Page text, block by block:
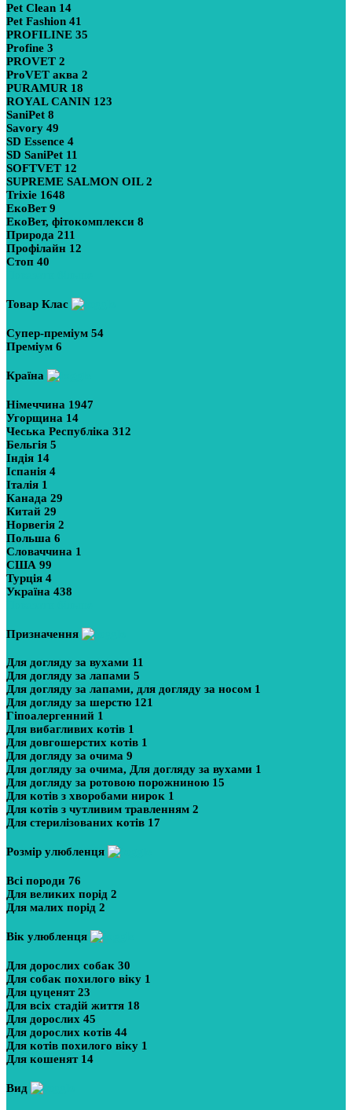
Pet Clean 14
Pet Fashion 41
PROFILINE 35
Profine 3
PROVET 2
ProVET аква 2
PURAMUR 18
ROYAL CANIN 123
SaniPet 8
Savory 49
SD Essence 4
SD SaniPet 11
SOFTVET 12
SUPREME SALMON OIL2
Trixie 1648
ЕкоВет9
ЕкоВет, фітокомплекси 8
Природа 211
Профілайн 12
Стоп 40
Товар Клас
Супер-преміум 54
Преміум 6
Країна
Німеччина 1947
Угорщина 14
Чеська Республіка 312
Бельгія 5
Індія 14
Іспанія 4
Італія 1
Канада 29
Китай 29
Норвегія 2
Польша 6
Словаччина 1
США 99
Турція 4
Україна 438
Призначення
Для догляду за вухами 11
Для догляду за лапами 5
Для догляду за лапами, для догляду за носом 1
Для догляду за шерстю 121
Гіпоалергенний 1
Для вибагливих котів 1
Для довгошерстих котів 1
Для догляду за очима 9
Для догляду за очима, Для догляду за вухами 1
Для догляду за ротовою порожниною 15
Для котів з хворобами нирок 1
Для котів з чутливим травленням 2
Для стерилізованих котів 17
Розмір улюбленця
Всі породи 76
Для великих порід 2
Для малих порід 2
Вік улюбленця
Для дорослих собак 30
Для собак похилого віку 1
Для цуценят23
Для всіх стадій життя 18
Для дорослих 45
Для дорослих котів 44
Для котів похилого віку 1
Для кошенят 14
Вид